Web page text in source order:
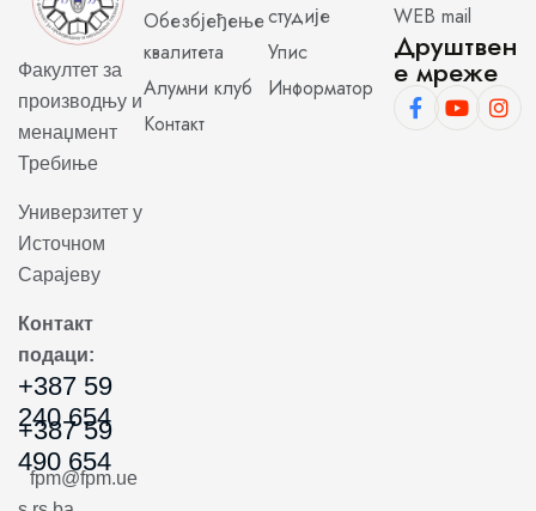
Факултет за
производњу и
менаџмент
Требиње
Универзитет у
Источном
Сарајеву
Контакт
подаци:
+387 59
240 654
+387 59
490 654
fpm@fpm.ue
Обезбјеђење
квалитета
Алумни клуб
Контакт
студије
Упис
Информатор
WEB mail
Друштвен
е мреже